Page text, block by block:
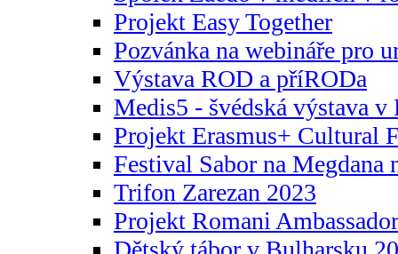
Projekt Easy Together
Pozvánka na webináře pro
Výstava ROD a příRODa
Medis5 - švédská výstava v
Projekt Erasmus+ Cultural
Festival Sabor na Megdana
Trifon Zarezan 2023
Projekt Romani